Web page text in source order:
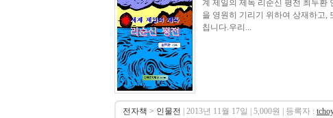
계 제일의 제독 리순신 평전 최두환
을 영원히 기리기 위하여 상재하고,
칩니다.우리...
전자책 > 인물전 | 2013년 11월 17일 | 5,000원 | 등록자 :